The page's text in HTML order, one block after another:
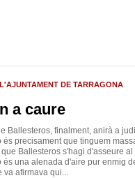
DE TARRAGONA
a caure
Ballesteros, finalment, anirà a
precisament que tinguem
Ballesteros s'hagi d'asseure al
és una alenada d'aire pur enmig
va afirmava qui...